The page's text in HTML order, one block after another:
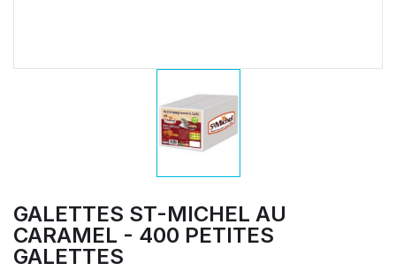
GALETTES ST-MICHEL AU
CARAMEL - 400 PETITES
GALETTES